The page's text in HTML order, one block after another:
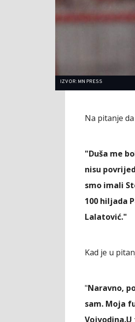
IZVOR: MN PRESS
Na pitanje
"Duša me
nisu
smo imali
100 hiljada
Lalatović."
Kad je u
"Naravno,
sam. Moja
Vojvodina.U